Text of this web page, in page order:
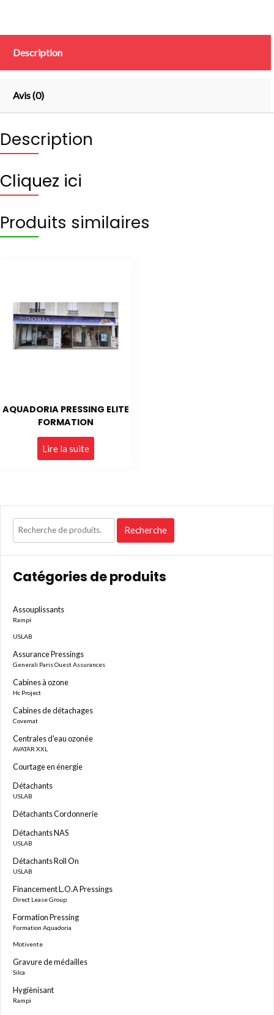
Description
Avis (0)
Description
Cliquez ici
Produits similaires
AQUADORIA PRESSING ELITE
FORMATION
Lire la suite
Recherche
pour :
Recherche
Catégories de produits
Assouplissants
Rampi
USLAB
Assurance Pressings
Generali Paris Ouest Assurances
Cabines à ozone
Hc Project
Cabines de détachages
Covemat
Centrales d'eau ozonée
AVATAR XXL
Courtage en énergie
Détachants
USLAB
Détachants Cordonnerie
Détachants NAS
USLAB
Détachants Roll On
USLAB
Financement L.O.A Pressings
Direct Lease Group
Formation Pressing
Formation Aquadoria
Motivente
Gravure de médailles
Silca
Hygiènisant
Rampi